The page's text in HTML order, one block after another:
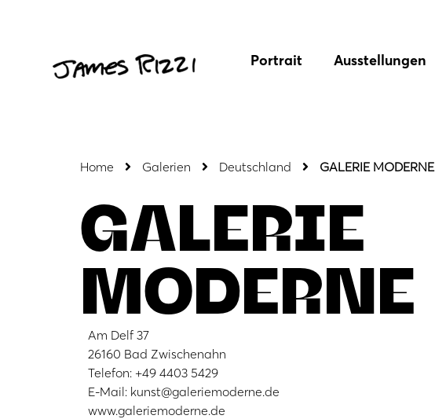
Portrait Ausstellungen
Home Galerien Deutschland GALERIE MODERNE
GALERIE
MODERNE
Am Delf 37
26160 Bad Zwischenahn
Telefon: +49 4403 5429
E-Mail: kunst@galeriemoderne.de
www.galeriemoderne.de